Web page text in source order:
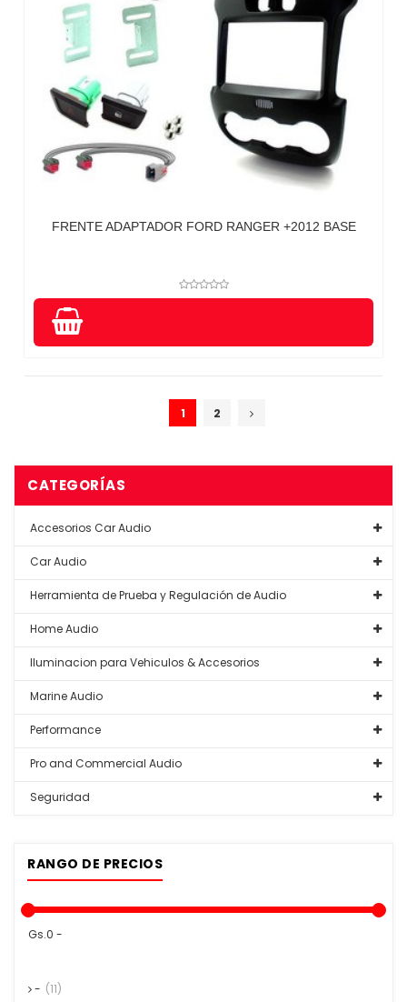
FRENTE ADAPTADOR FORD RANGER +2012 BASE
1 2
CATEGORÍAS
Accesorios Car Audio
Car Audio
Herramienta de Prueba y Regulación de Audio
Home Audio
Iluminacion para Vehiculos & Accesorios
Marine Audio
Performance
Pro and Commercial Audio
Seguridad
RANGO DE PRECIOS
Gs.0 -
- (11)